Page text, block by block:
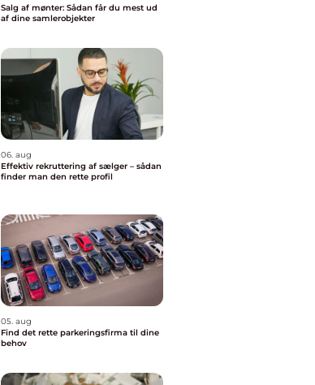
Salg af mønter: Sådan får du mest ud
af dine samlerobjekter
06. aug
Effektiv rekruttering af sælger – sådan
finder man den rette profil
05. aug
Find det rette parkeringsfirma til dine
behov